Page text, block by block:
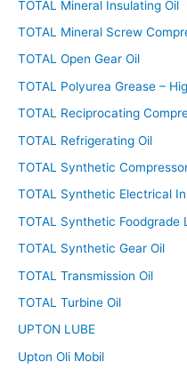
TOTAL Mineral Insulating Oil
TOTAL Mineral Screw
TOTAL Open Gear Oil
TOTAL Polyurea Grease –
TOTAL Reciprocating
TOTAL Refrigerating Oil
TOTAL Synthetic
TOTAL Synthetic Electrical
TOTAL Synthetic Foodgrade
TOTAL Synthetic Gear Oil
TOTAL Transmission Oil
TOTAL Turbine Oil
UPTON LUBE
Upton Oli Mobil